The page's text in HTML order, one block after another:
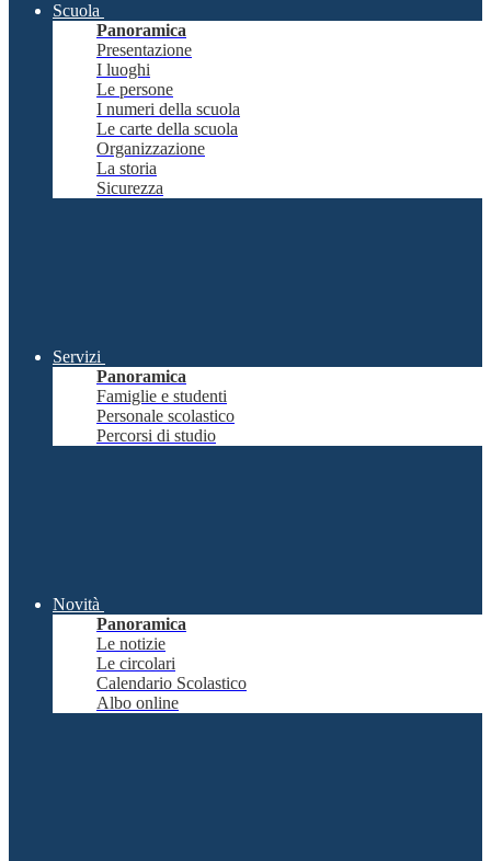
Scuola
Panoramica
Presentazione
I luoghi
Le persone
I numeri della scuola
Le carte della scuola
Organizzazione
La storia
Sicurezza
Servizi
Panoramica
Famiglie e studenti
Personale scolastico
Percorsi di studio
Novità
Panoramica
Le notizie
Le circolari
Calendario Scolastico
Albo online